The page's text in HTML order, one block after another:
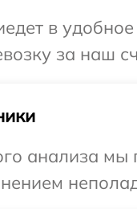
в
за наш
анализа мы